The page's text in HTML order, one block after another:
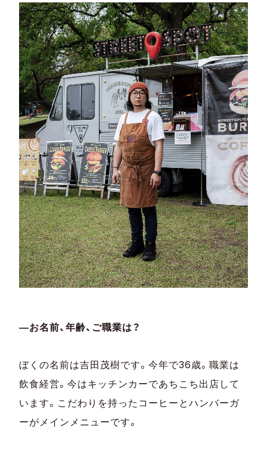
―お名前、年齢、ご職業は？
ぼくの名前は吉田茂樹です。今年で36歳。職業は
飲食経営。今はキッチンカーであちこち出店して
います。こだわりを持ったコーヒーとハンバーガ
ーがメインメニューです。